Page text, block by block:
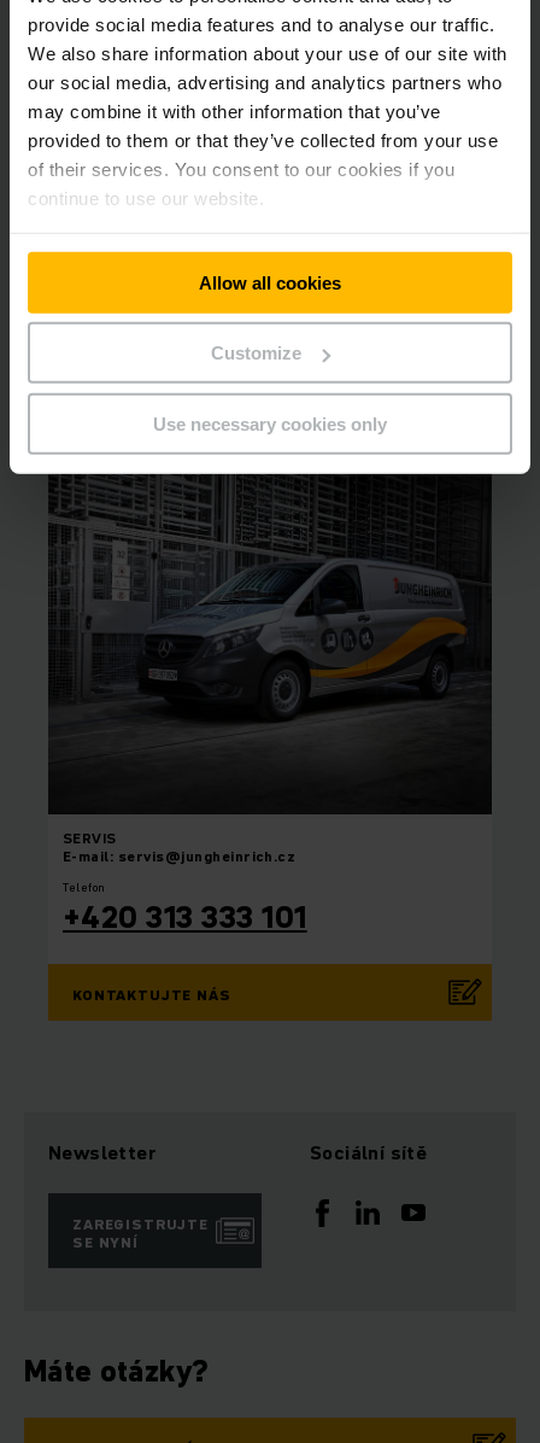
provide social media features and to analyse our traffic.
We also share information about your use of our site with
our social media, advertising and analytics partners who
may combine it with other information that you’ve
provided to them or that they’ve collected from your use
of their services. You consent to our cookies if you
continue to use our website.
Allow all cookies
Customize
Use necessary cookies only
Plaťte pouze za skutečné používání, nikoli celkovou
cenu.
Užívejte si neustálou finanční flexibilitu.
Řiďte efektivně své provozní náklady díky přesnému
plánování nákladů.
Dáváte ve své firmě raději přednost použitým vozíkům?
vozíků. Naše vozíky JUNGSTARS jsou technicky a opticky
renovované vozíky, které se mohou pochlubit nejvyššími
standardy bezpečnosti a udržitelnosti – díky tomu mohou
být opět používány ve Vašem skladu.
SERVIS
E-mail: servis@jungheinrich.cz
Telefon
+420 313 333 101
KONTAKTUJTE NÁS
Newsletter
ZAREGISTRUJTE
SE NYNÍ
Sociální sítě
Máte otázky?